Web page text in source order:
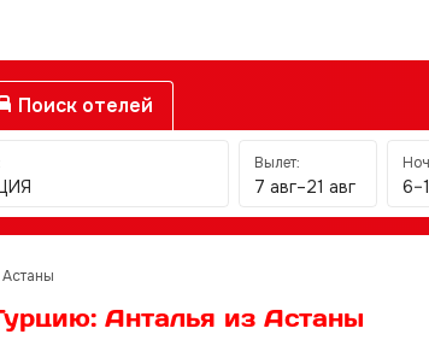
Поиск отелей
Вылет:
7 авг–21 авг
Анталья из Астаны